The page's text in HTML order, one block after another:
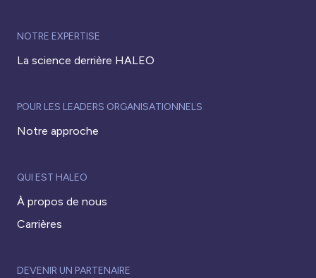
NOTRE EXPERTISE
La science derrière HALEO
POUR LES LEADERS ORGANISATIONNELS
Notre approche
QUI EST HALEO
À propos de nous
Carrières
DEVENIR UN PARTENAIRE